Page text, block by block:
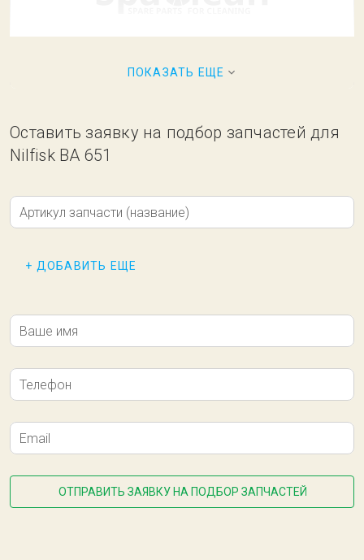
2 383,50 ₽ В наличии
3 559,50 ₽
В КОРЗИНУ
ПОКАЗАТЬ ЕЩЕ
Оставить заявку на подбор запчастей для
Nilfisk BA 651
Артикул запчасти (название)
+ ДОБАВИТЬ ЕЩЕ
Ваше имя
Телефон
Email
ОТПРАВИТЬ ЗАЯВКУ НА ПОДБОР ЗАПЧАСТЕЙ